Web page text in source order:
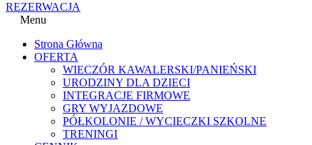
REZERWACJA
Menu
Strona Główna
OFERTA
WIECZÓR KAWALERSKI/PANIEŃSKI
URODZINY DLA DZIECI
INTEGRACJE FIRMOWE
GRY WYJAZDOWE
PÓŁKOLONIE / WYCIECZKI SZKOLNE
TRENINGI